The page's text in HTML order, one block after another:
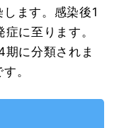
ます。感染後1
に至ります。
に分類されま
。